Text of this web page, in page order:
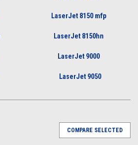
LaserJet 8150 mfp
LaserJet 8150hn
LaserJet 9000
LaserJet 9050
COMPARE SELECTED